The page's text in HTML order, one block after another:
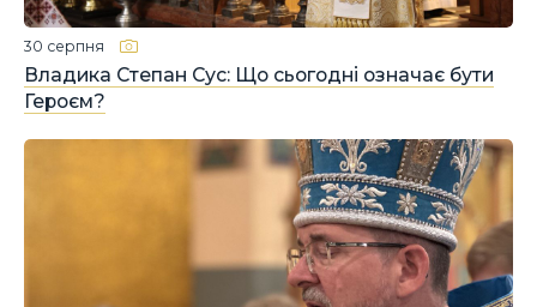
Владика Степан Сус: Що сьогодні означає бути
Героєм?
30 серпня